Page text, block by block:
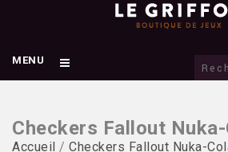
MENU
Checkers Fallout
Accueil / Checkers Fallout Nuka-